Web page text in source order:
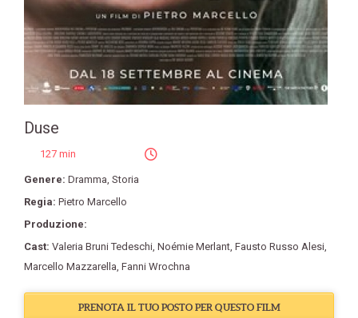
Duse
127 min
Genere: Dramma, Storia
Regia: Pietro Marcello
Produzione:
Cast: Valeria Bruni Tedeschi, Noémie Merlant, Fausto Russo Alesi,
Marcello Mazzarella, Fanni Wrochna
PRENOTA IL TUO POSTO PER QUESTO FILM